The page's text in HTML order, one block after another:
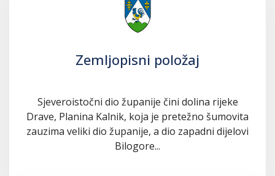
Zemljopisni položaj
Sjeveroistočni dio županije čini dolina rijeke
Drave, Planina Kalnik, koja je pretežno šumovita
zauzima veliki dio županije, a dio zapadni dijelovi
Bilogore...